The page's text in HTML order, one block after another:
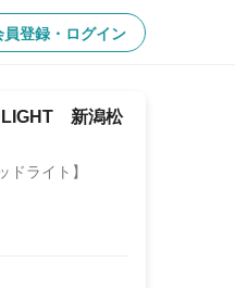
員登録・ログイン
新潟松
ドライト】